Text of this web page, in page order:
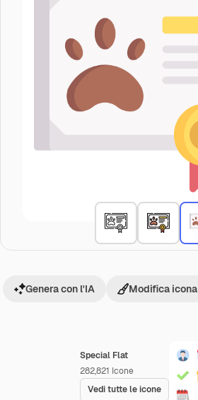
Special Flat
282,821 Icone
Vedi tutte le icone
Genera con l'IA Modifica icona